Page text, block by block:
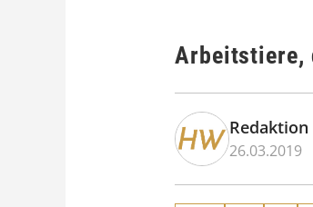
Arbeitstiere,
26.03.2019